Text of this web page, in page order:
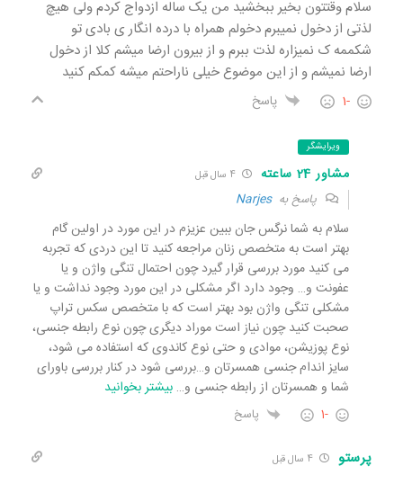
سلام وقتتون بخیر ببخشید من یک ساله ازدواج کردم ولی هیچ
لذتی از دخول نمیبرم دخولم همراه با درده انگار ی بادی تو
شکممه ک نمیزاره لذت ببرم و از بیرون ارضا میشم کلا از دخول
ارضا نمیشم و از این موضوع خیلی ناراحتم میشه کمکم کنید
-1 پاسخ
ویرایشگر
مشاور 24 ساعته 4 سال قبل
پاسخ بهNarjes
سلام به شما نرگس جان ببین عزیزم در این مورد در اولین گام
بهتر است به متخصص زنان مراجعه کنید تا این دردی که تجربه
می کنید مورد بررسی قرار گیرد چون احتمال تنگی واژن و یا
عفونت و… وجود دارد اگر مشکلی در این مورد وجود نداشت و یا
مشکلی تنگی واژن بود بهتر است که با متخصص سکس تراپ
صحبت کنید چون نیاز است موراد دیگری چون نوع رابطه جنسی،
نوع پوزیشن، موادی و حتی نوع کاندوی که استفاده می شود،
سایز اندام جنسی همسرتان و…بررسی شود در کنار بررسی باورای
شما و همسرتان از رابطه جنسی و… بیشتر بخوانید
-1 پاسخ
پرستو 4 سال قبل